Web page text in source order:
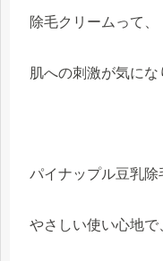
除毛クリームって、
肌への刺激が気にな
パイナップル豆乳除
やさしい使い心地で